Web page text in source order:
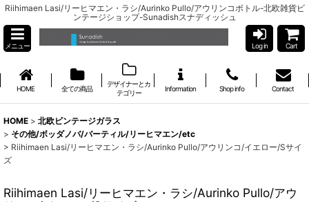
Riihimaen Lasi/リーヒマエン・ラシ/Aurinko Pullo/アウリンコボトル-北欧雑貨ビ
ンテージショップ-Sunadishスナディッシュ
メニュー Log in Cart
HOME 全ての商品
デザイナーとカ
テゴリー
Information Shop info Contact
HOME > 北欧ビンテージガラス
> その他/ボッダノバ/バーティル/リーヒマエン/etc
> Riihimaen Lasi/リーヒマエン・ラシ/Aurinko Pullo/アウリンコ/イエロー/Sサイ
ズ
Riihimaen Lasi/リーヒマエン・ラシ/Aurinko Pullo/アウ